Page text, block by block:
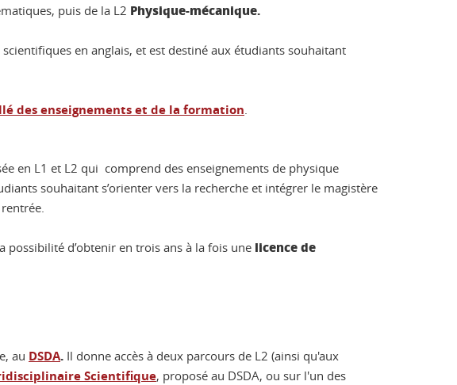
puis de la L2 Physique-mécanique.
en anglais, et est destiné aux étudiants souhaitant
des enseignements et de la formation.
en L1 et L2 qui comprend des enseignements de physique
souhaitant s’orienter vers la recherche et intégrer le magistère
possibilité d’obtenir en trois ans à la fois une licence de
au DSDA. Il donne accès à deux parcours de L2 (ainsi qu'aux
Scientifique, proposé au DSDA, ou sur l'un des